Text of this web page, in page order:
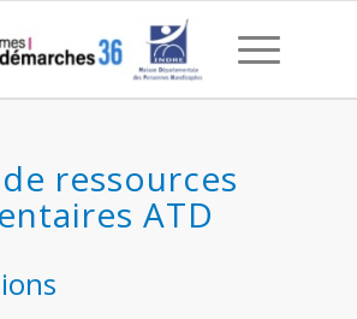
Adoption
ressources
ATD